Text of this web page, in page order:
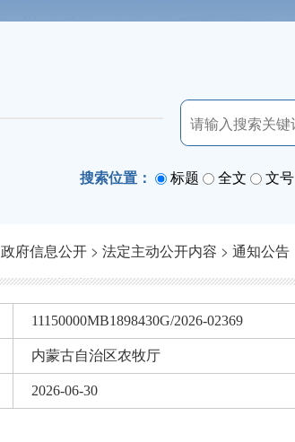
搜索位置： 标题 全文 文号
政府信息公开 > 法定主动公开内容 > 通知公告
11150000MB1898430G/2026-02369
内蒙古自治区农牧厅
2026-06-30